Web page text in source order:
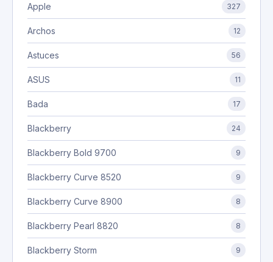
Apple 327
Archos 12
Astuces 56
ASUS 11
Bada 17
Blackberry 24
Blackberry Bold 9700 9
Blackberry Curve 8520 9
Blackberry Curve 8900 8
Blackberry Pearl 8820 8
Blackberry Storm 9